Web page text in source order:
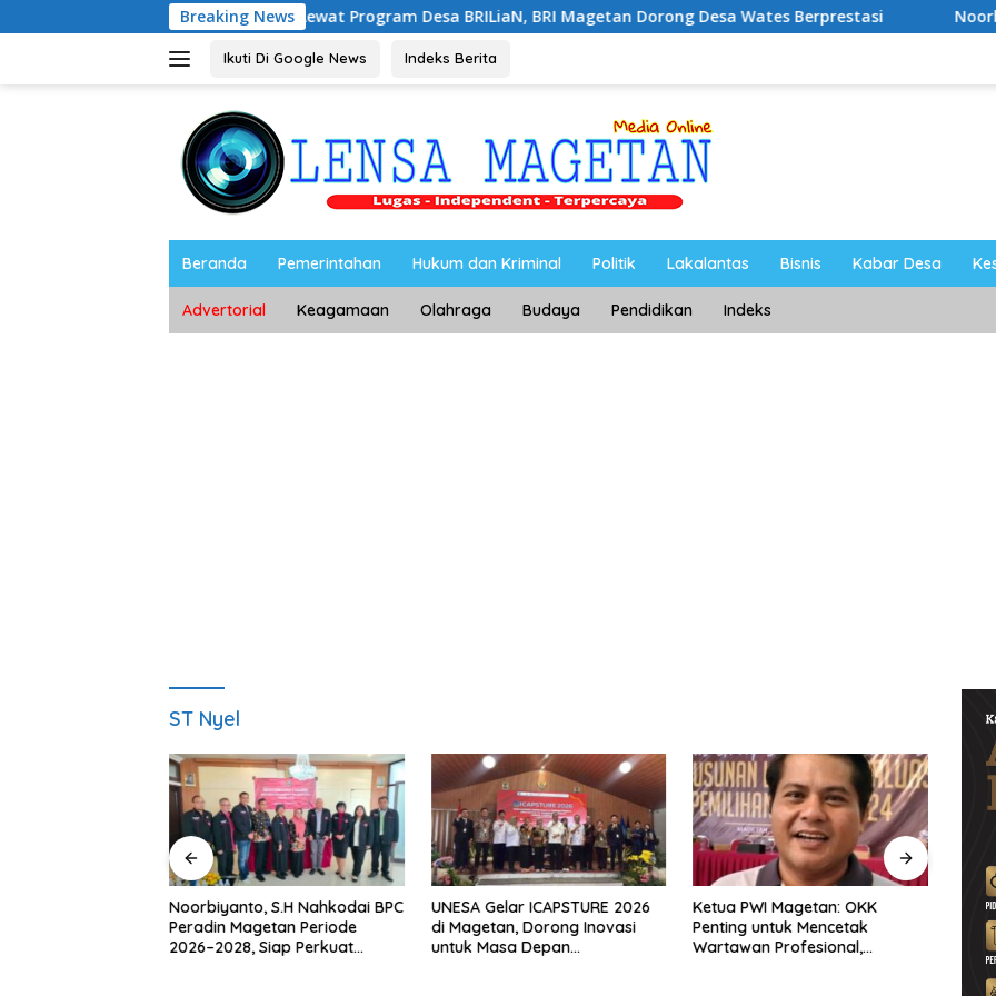
ke
Breaking News
Lewat Program Desa BRILiaN, BRI Magetan Dorong Desa Wates Berprestasi Noorbiyanto, S.H
Ikuti Di Google News Indeks Berita
Beranda Pemerintahan Hukum dan Kriminal Politik Lakalantas Bisnis Kabar Desa
Advertorial Keagamaan Olahraga Budaya Pendidikan Indeks
ST Nyel
Noorbiyanto, S.H Nahkodai BPC
Peradin Magetan Periode
2026–2028, Siap Perkuat
UNESA Gelar ICAPSTURE 2026
di Magetan, Dorong Inovasi
untuk Masa Depan
Ketua PWI Magetan: OKK
Penting untuk Mencetak
Wartawan Profesional,